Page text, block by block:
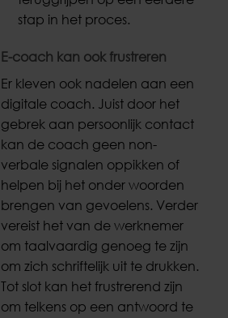
stap in het proces.
E-coach kan ook frustreren
Er kleven ook nadelen aan een
digitale coach. Juist door het
gebrek aan persoonlijk contact
kan de coach geen non-
verbale signalen oppikken of
helpen bij het onder woorden
brengen van gevoelens. Verder
vereist het van de werknemer
om taalvaardig genoeg te zijn
om zich schriftelijk uit te drukken.
Tot slot kan het frustrerend zijn
om telkens op een antwoord te